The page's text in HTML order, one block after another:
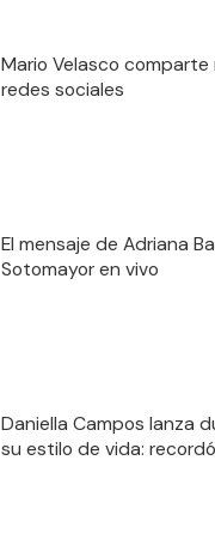
Mario Velasco
redes sociales
El mensaje de Adriana
Sotomayor en vivo
Daniella Campos lanza
su estilo de vida: